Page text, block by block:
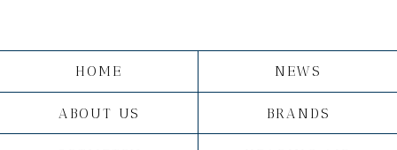
HOME NEWS
ABOUT US BRANDS